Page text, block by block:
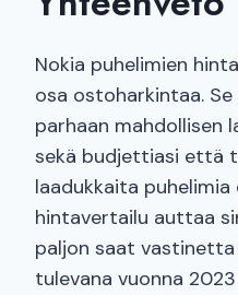
Nokia puhelimien
osa ostoharkintaa.
parhaan mahdollisen
sekä budjettiasi että
laadukkaita puhelimia
hintavertailu auttaa
paljon saat
tulevana vuonna